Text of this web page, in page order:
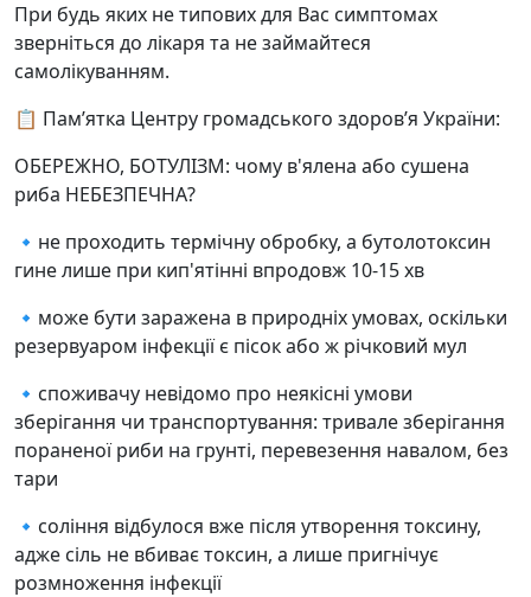
При будь яких не типових для Вас симптомах
зверніться до лікаря та не займайтеся
самолікуванням.
📋 Памʼятка Центру громадського здоровʼя України:
ОБЕРЕЖНО, БОТУЛІЗМ: чому в'ялена або сушена
риба НЕБЕЗПЕЧНА?
🔹не проходить термічну обробку, а бутолотоксин
гине лише при кип'ятінні впродовж 10-15 хв
🔹може бути заражена в природніх умовах, оскільки
резервуаром інфекції є пісок або ж річковий мул
🔹споживачу невідомо про неякісні умови
зберігання чи транспортування: тривале зберігання
пораненої риби на грунті, перевезення навалом, без
тари
🔹соління відбулося вже після утворення токсину,
адже сіль не вбиває токсин, а лише пригнічує
розмноження інфекції